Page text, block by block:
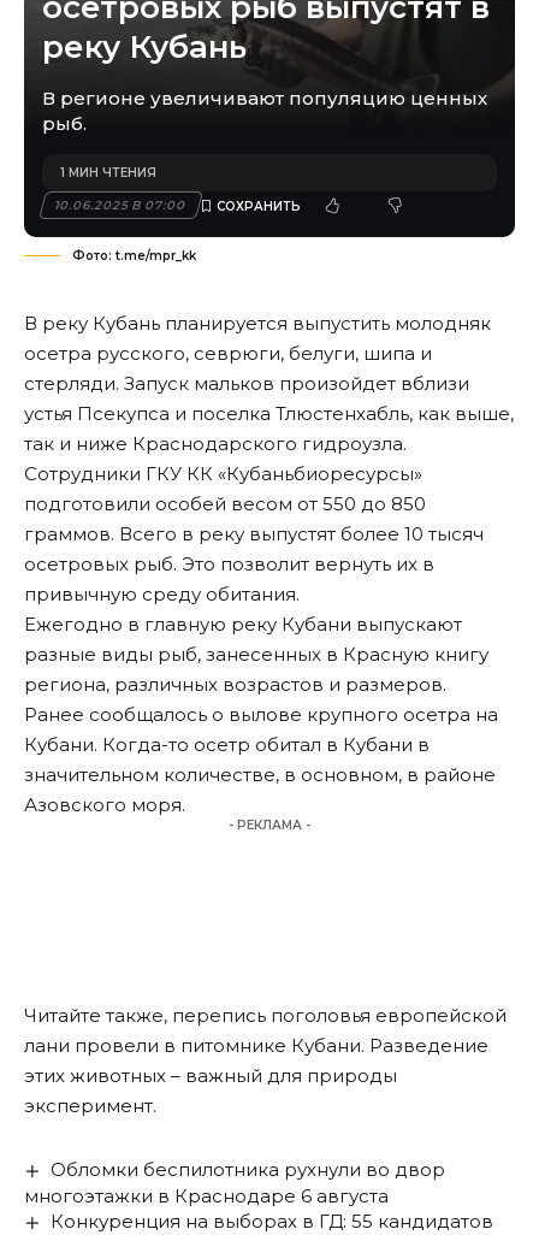
реку Кубань
В регионе увеличивают популяцию ценных
рыб.
10.06.2025 В 07:00
1 МИН ЧТЕНИЯ
Фото: t.me/mpr_kk
В реку Кубань планируется выпустить молодняк
осетра русского, севрюги, белуги, шипа и
стерляди. Запуск мальков произойдет вблизи
устья Псекупса и поселка Тлюстенхабль, как выше,
так и ниже Краснодарского гидроузла.
Сотрудники ГКУ КК «Кубаньбиоресурсы»
подготовили особей весом от 550 до 850
граммов. Всего в реку выпустят более 10 тысяч
осетровых рыб. Это позволит вернуть их в
привычную среду обитания.
Ежегодно в главную реку Кубани выпускают
разные виды рыб, занесенных в Красную книгу
региона, различных возрастов и размеров.
Ранее сообщалось о вылове крупного осетра на
Кубани. Когда-то осетр обитал в Кубани в
значительном количестве, в основном, в районе
Азовского моря.
- РЕКЛАМА -
Читайтетакже, перепись поголовья европейской
лани провели в питомнике Кубани. Разведение
этих животных – важный для природы
эксперимент.
Обломки беспилотника рухнули во двор
многоэтажки в Краснодаре 6 августа
Конкуренция на выборах в ГД: 55 кандидатов